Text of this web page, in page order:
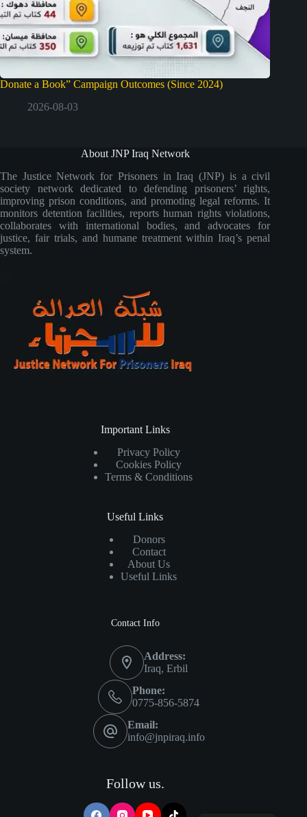
Donate a Book” Campaign Outcomes (Since 2024)
2026-08-03
About JNP Iraq Network
The Justice Network for Prisoners in Iraq (JNP) is a civil
society network dedicated to defending prisoners’ rights,
improving prison conditions, and promoting legal reforms. It
monitors detention facilities, reports human rights violations,
collaborates with international bodies, and advocates for
justice, fair trials, and humane treatment within Iraq’s penal
system.
Important Links
Privacy Policy
Cookies Policy
Terms & Conditions
Useful Links
Donors
Contact
About Us
Useful Links
Contact Info
Address:
Iraq, Erbil
Phone:
0775-856-5874
Email:
info@jnpiraq.info
Follow us.